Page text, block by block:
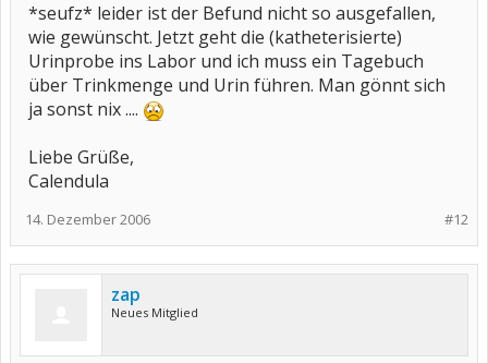
*seufz* leider ist der Befund nicht so ausgefallen,
wie gewünscht. Jetzt geht die (katheterisierte)
Urinprobe ins Labor und ich muss ein Tagebuch
über Trinkmenge und Urin führen. Man gönnt sich
ja sonst nix ....
Liebe Grüße,
Calendula
#12
14. Dezember 2006
zap
Neues Mitglied